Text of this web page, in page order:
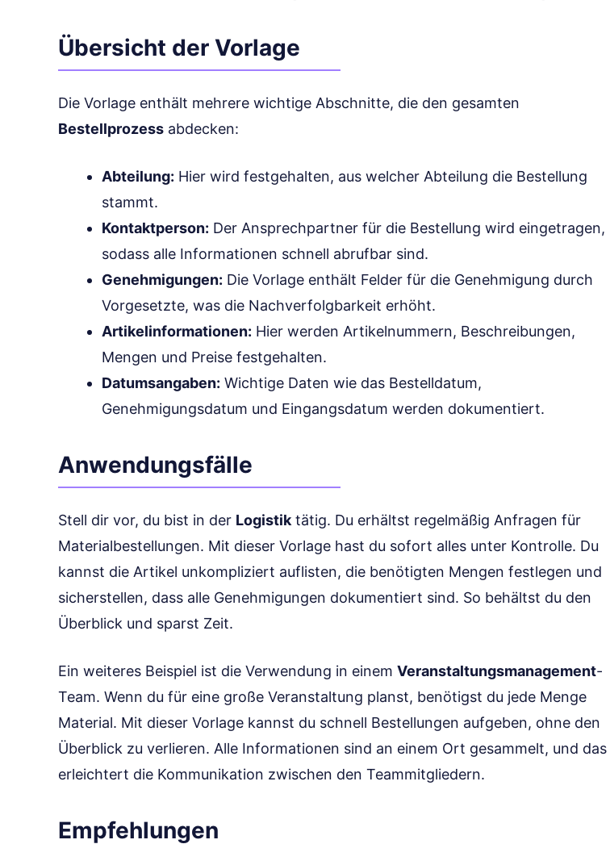
Übersicht der Vorlage
Die Vorlage enthält mehrere wichtige Abschnitte, die den gesamten
Bestellprozess abdecken:
Abteilung: Hier wird festgehalten, aus welcher Abteilung die Bestellung
stammt.
Kontaktperson: Der Ansprechpartner für die Bestellung wird eingetragen,
sodass alle Informationen schnell abrufbar sind.
Genehmigungen: Die Vorlage enthält Felder für die Genehmigung durch
Vorgesetzte, was die Nachverfolgbarkeit erhöht.
Artikelinformationen: Hier werden Artikelnummern, Beschreibungen,
Mengen und Preise festgehalten.
Datumsangaben: Wichtige Daten wie das Bestelldatum,
Genehmigungsdatum und Eingangsdatum werden dokumentiert.
Anwendungsfälle
Stell dir vor, du bist in der Logistik tätig. Du erhältst regelmäßig Anfragen für
Materialbestellungen. Mit dieser Vorlage hast du sofort alles unter Kontrolle. Du
kannst die Artikel unkompliziert auflisten, die benötigten Mengen festlegen und
sicherstellen, dass alle Genehmigungen dokumentiert sind. So behältst du den
Überblick und sparst Zeit.
Ein weiteres Beispiel ist die Verwendung in einem Veranstaltungsmanagement-
Team. Wenn du für eine große Veranstaltung planst, benötigst du jede Menge
Material. Mit dieser Vorlage kannst du schnell Bestellungen aufgeben, ohne den
Überblick zu verlieren. Alle Informationen sind an einem Ort gesammelt, und das
erleichtert die Kommunikation zwischen den Teammitgliedern.
Empfehlungen